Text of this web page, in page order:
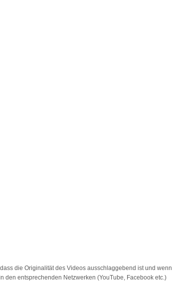
die Originalität des Videos ausschlaggebend ist und wenn
den entsprechenden Netzwerken (YouTube, Facebook etc.)